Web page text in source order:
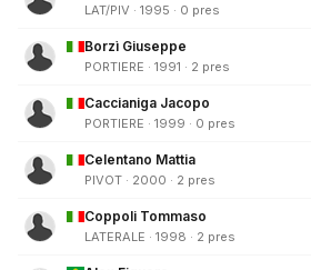
LAT/PIV · 1995 · 0 pres
Borzì Giuseppe
PORTIERE · 1991 · 2 pres
Caccianiga Jacopo
PORTIERE · 1999 · 0 pres
Celentano Mattia
PIVOT · 2000 · 2 pres
Coppoli Tommaso
LATERALE · 1998 · 2 pres